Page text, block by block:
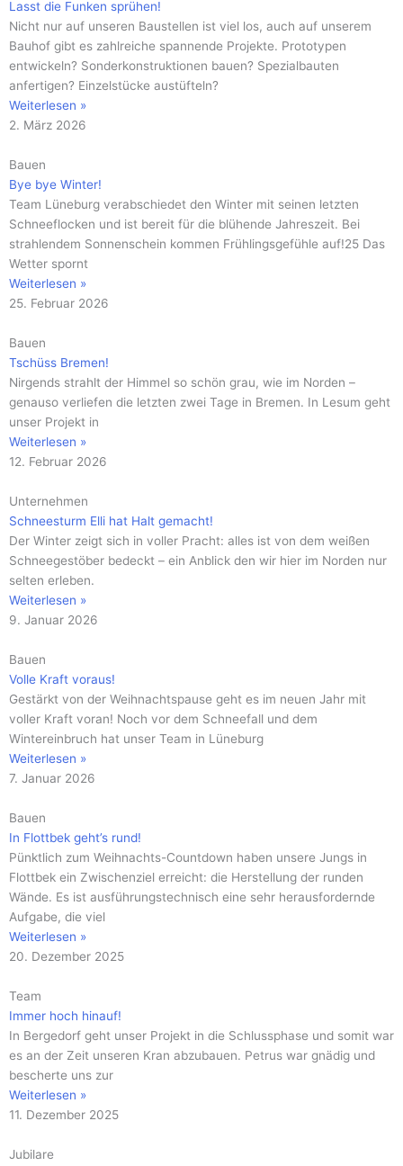
Lasst die Funken sprühen!
Nicht nur auf unseren Baustellen ist viel los, auch auf unserem
Bauhof gibt es zahlreiche spannende Projekte. Prototypen
entwickeln? Sonderkonstruktionen bauen? Spezialbauten
anfertigen? Einzelstücke austüfteln?
Weiterlesen »
2. März 2026
Bauen
Bye bye Winter!
Team Lüneburg verabschiedet den Winter mit seinen letzten
Schneeflocken und ist bereit für die blühende Jahreszeit. Bei
strahlendem Sonnenschein kommen Frühlingsgefühle auf!25 Das
Wetter spornt
Weiterlesen »
25. Februar 2026
Bauen
Tschüss Bremen!
Nirgends strahlt der Himmel so schön grau, wie im Norden –
genauso verliefen die letzten zwei Tage in Bremen. In Lesum geht
unser Projekt in
Weiterlesen »
12. Februar 2026
Unternehmen
Schneesturm Elli hat Halt gemacht!
Der Winter zeigt sich in voller Pracht: alles ist von dem weißen
Schneegestöber bedeckt – ein Anblick den wir hier im Norden nur
selten erleben.
Weiterlesen »
9. Januar 2026
Bauen
Volle Kraft voraus!
Gestärkt von der Weihnachtspause geht es im neuen Jahr mit
voller Kraft voran! Noch vor dem Schneefall und dem
Wintereinbruch hat unser Team in Lüneburg
Weiterlesen »
7. Januar 2026
Bauen
In Flottbek geht’s rund!
Pünktlich zum Weihnachts-Countdown haben unsere Jungs in
Flottbek ein Zwischenziel erreicht: die Herstellung der runden
Wände. Es ist ausführungstechnisch eine sehr herausfordernde
Aufgabe, die viel
Weiterlesen »
20. Dezember 2025
Team
Immer hoch hinauf!
In Bergedorf geht unser Projekt in die Schlussphase und somit war
es an der Zeit unseren Kran abzubauen. Petrus war gnädig und
bescherte uns zur
Weiterlesen »
11. Dezember 2025
Jubilare